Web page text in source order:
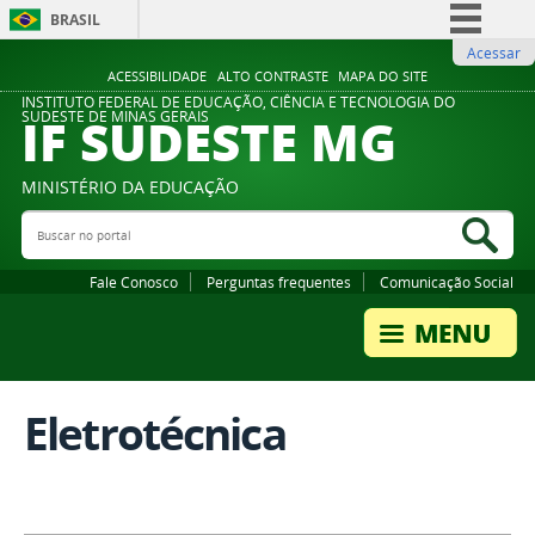
ACESSIBILIDADE ALTO CONTRASTE MAPA DO SITE
BRASIL
Comunica BR
Participe
Legislação
Acessar
INSTITUTO FEDERAL DE EDUCAÇÃO, CIÊNCIA E TECNOLOGIA DO
SUDESTE DE MINAS GERAIS
IF SUDESTE MG
MINISTÉRIO DA EDUCAÇÃO
Buscar no portal
Fale Conosco Perguntas frequentes Comunicação Social
Eletrotécnica